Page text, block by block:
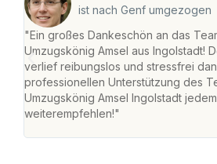
ist nach Genf umgezogen
"Ein großes Dankeschön an das
Umzugskönig Amsel aus Ingolstadt!
verlief reibungslos und stressfrei
professionellen Unterstützung des
Umzugskönig Amsel Ingolstadt
weiterempfehlen!"